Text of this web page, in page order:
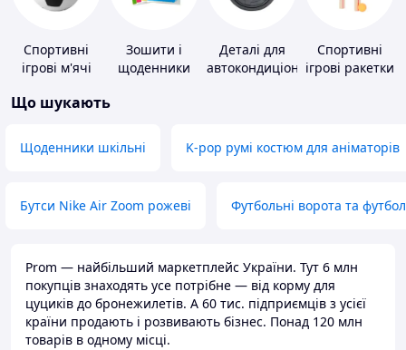
Спортивні
ігрові м'ячі
Зошити і
щоденники
Деталі для
автокондиціонерів
Спортивні
ігрові ракетки
Що шукають
Щоденники шкільні K-pop румі костюм для аніматорів
Бутси Nike Air Zoom рожеві Футбольні ворота та
Prom — найбільший маркетплейс України. Тут 6 млн
покупців знаходять усе потрібне — від корму для
цуциків до бронежилетів. А 60 тис. підприємців з усієї
країни продають і розвивають бізнес. Понад 120 млн
товарів в одному місці.